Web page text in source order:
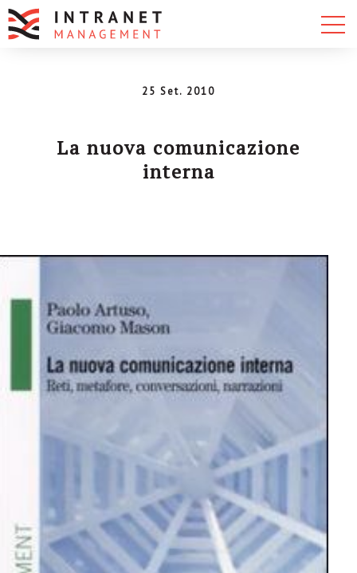
25 Set. 2010
La nuova comunicazione
interna